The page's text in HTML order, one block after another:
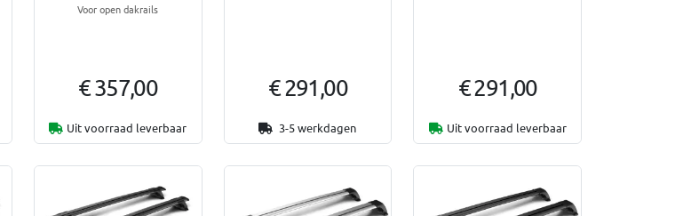
Voor open dakrails
€ 357,00
Uit voorraad leverbaar
€ 291,00
3-5 werkdagen
€ 291,00
Uit voorraad leverbaar